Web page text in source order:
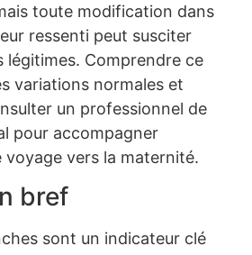
toute modification dans
ressenti peut susciter
légitimes. Comprendre ce
variations normales et
un professionnel de
pour accompagner
voyage vers la maternité.
bref
sont un indicateur clé